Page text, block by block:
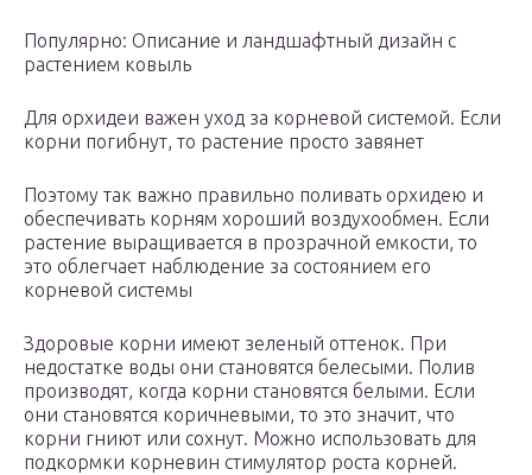
Популярно: Описание и ландшафтный дизайн с
растением ковыль
Для орхидеи важен уход за корневой системой. Если
корни погибнут, то растение просто завянет
Поэтому так важно правильно поливать орхидею и
обеспечивать корням хороший воздухообмен. Если
растение выращивается в прозрачной емкости, то
это облегчает наблюдение за состоянием его
корневой системы
Здоровые корни имеют зеленый оттенок. При
недостатке воды они становятся белесыми. Полив
производят, когда корни становятся белыми. Если
они становятся коричневыми, то это значит, что
корни гниют или сохнут. Можно использовать для
подкормки корневин стимулятор роста корней.